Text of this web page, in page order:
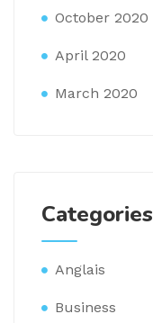
October 2020
April 2020
March 2020
Categories
Anglais
Business